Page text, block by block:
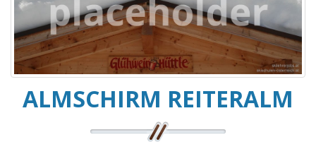
ALMSCHIRM REITERALM